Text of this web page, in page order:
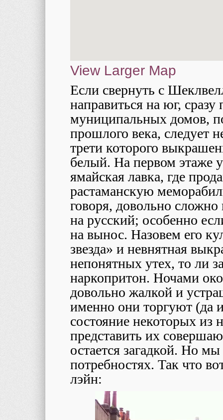
View Larger Map
Если свернуть с
направиться на юг,
муниципальных домов,
прошлого века, следует
трети которого
белый. На первом этаже
ямайская лавка, где
растаманскую
говоря, довольно
на русский; особенно
на вынос. Назовем его
звезда» и невнятная
непонятных утех, то ли
наркопритон. Ночами
довольно жалкой и
именно они торгуют (да
состояние некоторых из
представить их
остается загадкой. Но
потребностях. Так что
лэйн: